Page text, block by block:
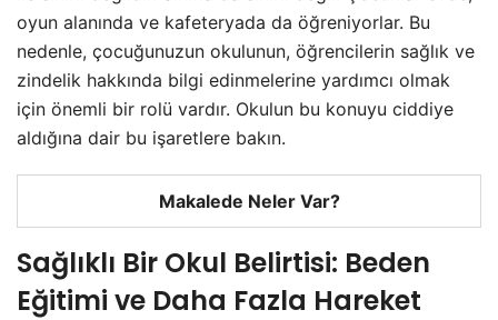
oyun alanında ve kafeteryada da öğreniyorlar. Bu
nedenle, çocuğunuzun okulunun, öğrencilerin sağlık ve
zindelik hakkında bilgi edinmelerine yardımcı olmak
için önemli bir rolü vardır. Okulun bu konuyu ciddiye
aldığına dair bu işaretlere bakın.
Makalede Neler Var?
Sağlıklı Bir Okul Belirtisi: Beden
Eğitimi ve Daha Fazla Hareket